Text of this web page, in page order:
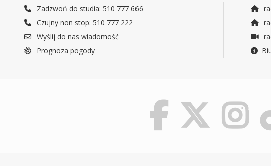
Zadzwoń do studia: 510 777 666
Czujny non stop: 510 777 222
Wyślij do nas wiadomość
Prognoza pogody